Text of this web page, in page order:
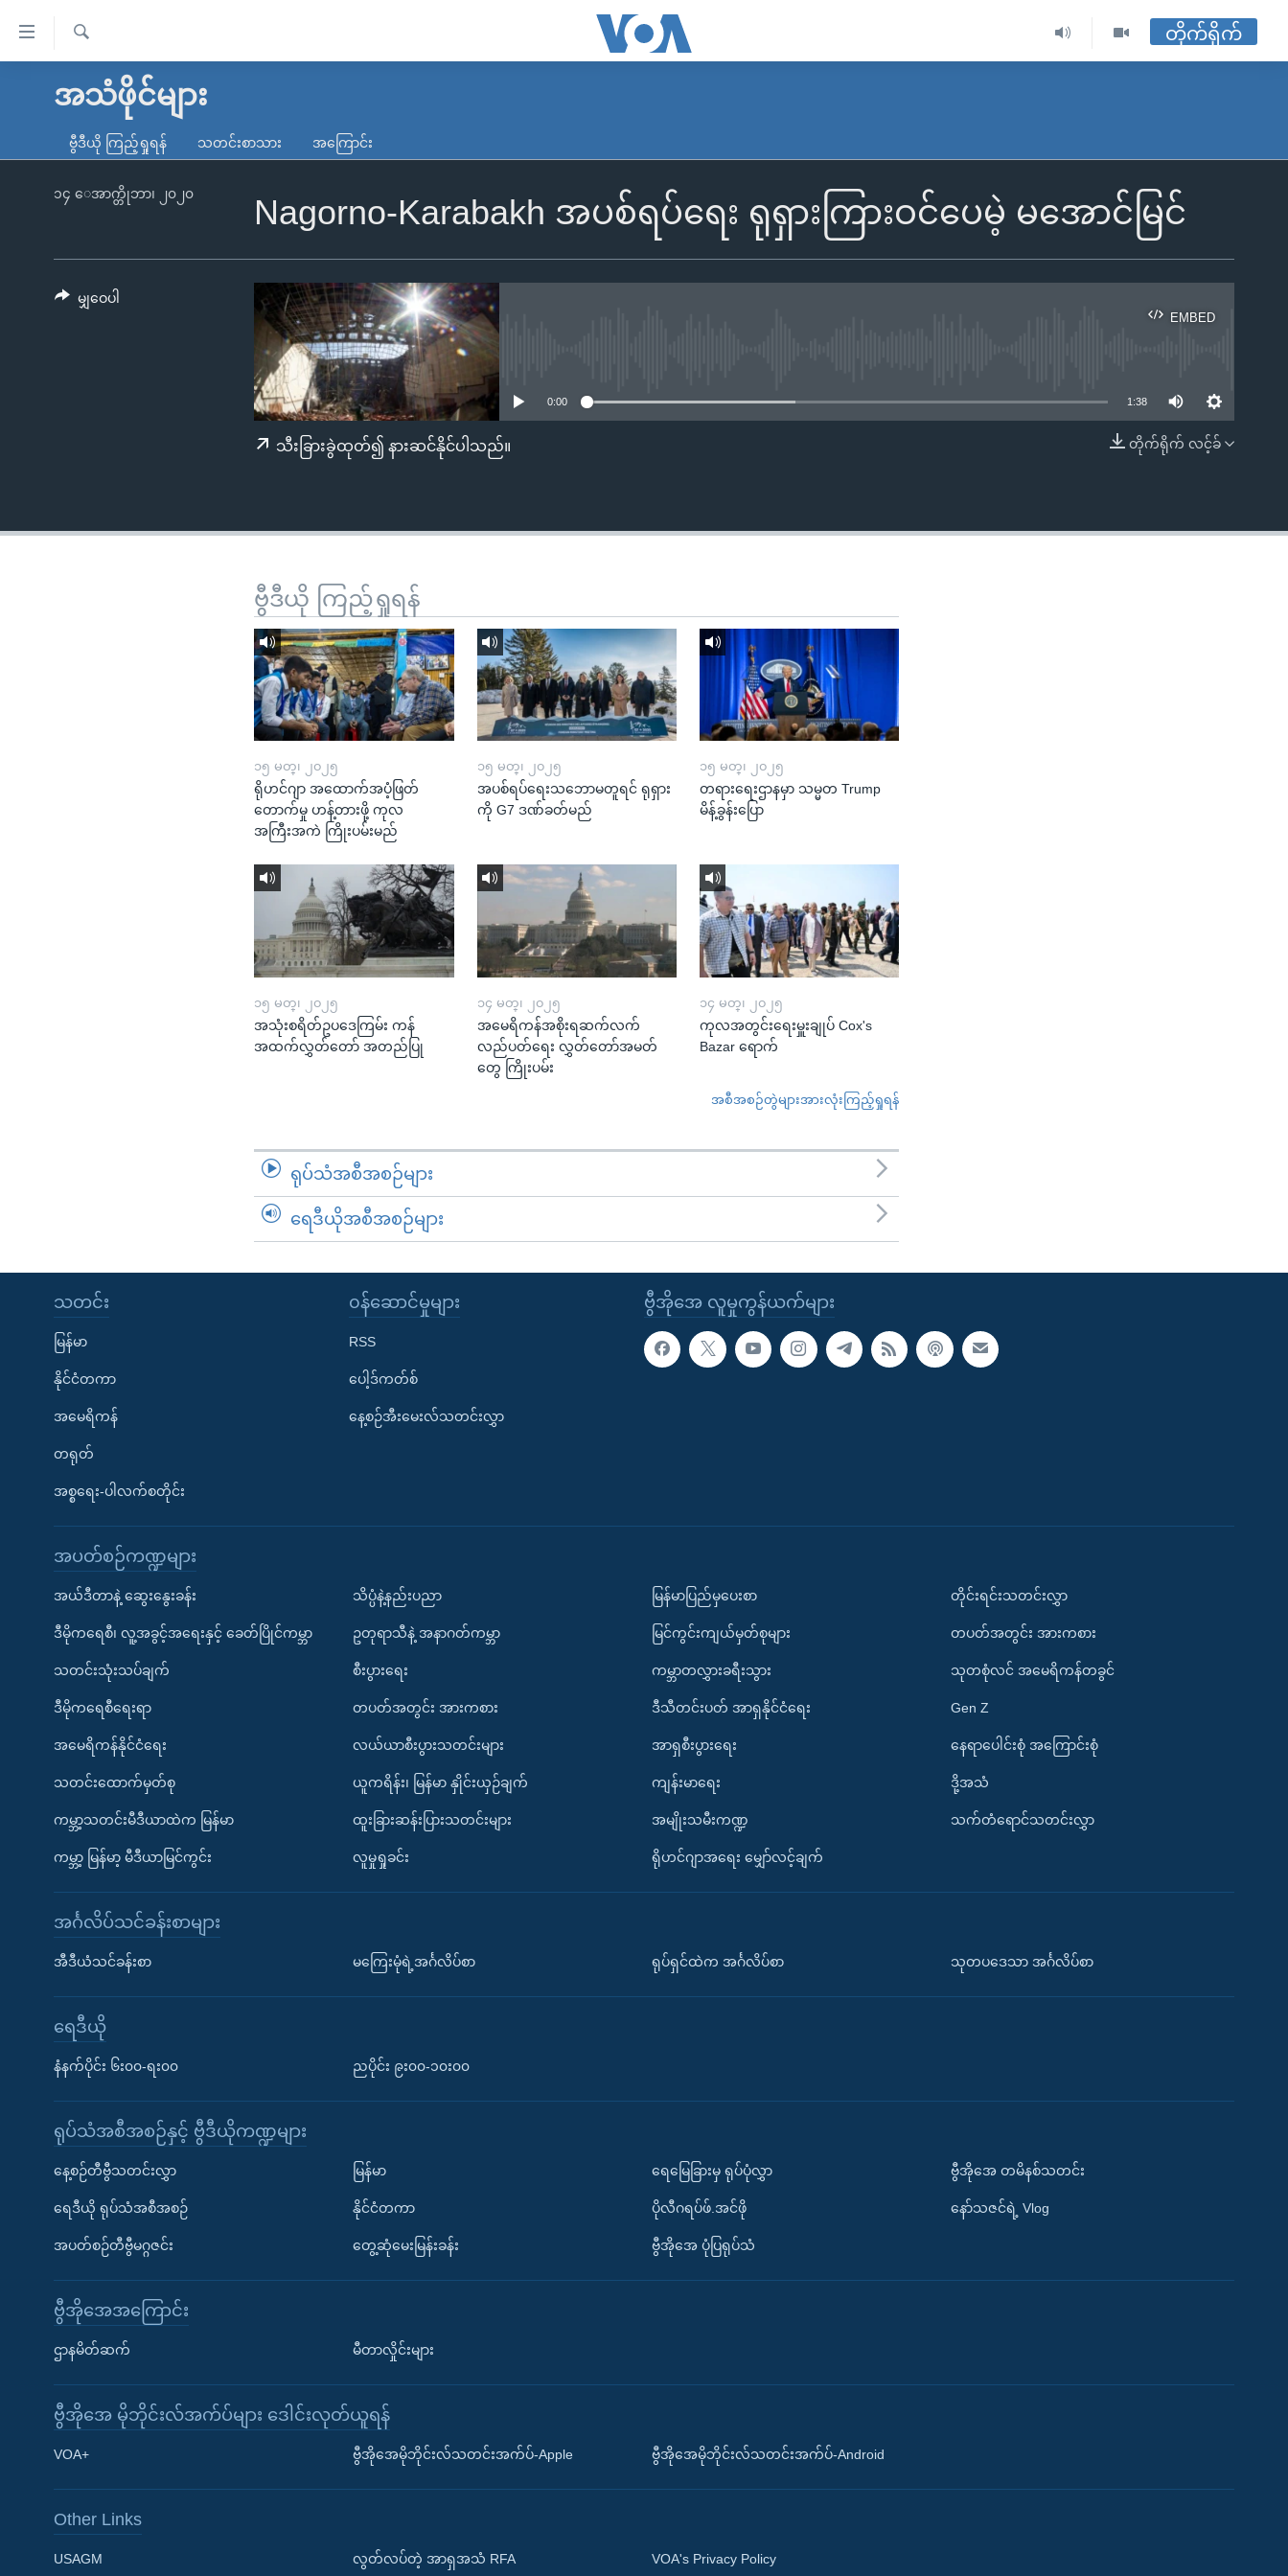
လွယ်ကူ
သည့်
ကျော်
မူလစာမျက်နှာ
ကမ္ဘာ့သတင်းများ
နိုင်ငံတကာ
တရုတ်
အစ္စရေး-ပါလက်စတိုင်း
ရပ်ဝန်းတခု လမ်းတခု အလွန်
အင်္ဂလိပ်စာလေ့လာမယ်
Learning English
ရ
တိုက်ရိုက်
အသံဖိုင်များ
ဗွီဒီယို ကြည့်ရှုရန် သတင်းစာသား အကြောင်း
Nagorno-Karabakh အပစ်ရပ်ရေး ရုရှားကြားဝင်ပေမဲ့ မအောင်မြင်
၁၄ ေအာက္တိုဘာ၊ ၂၀၂၀
EMBED
EMBED
0:00 1:38
တိုက်ရိုက် လင့်ခ်
သီးခြားခွဲထုတ်၍ နားဆင်နိုင်ပါသည်။
မျှဝေပါ
ဗွီဒီယို ကြည့်ရှုရန်
၁၅ မတ္၊ ၂၀၂၅
ရိုဟင်ဂျာ အထောက်အပံ့ဖြတ်
တောက်မှု ဟန့်တားဖို့ ကုလ
အကြီးအကဲ ကြိုးပမ်းမည်
၁၅ မတ္၊ ၂၀၂၅
အပစ်ရပ်ရေးသဘောမတူရင် ရုရှား
ကို G7 ဒဏ်ခတ်မည်
၁၅ မတ္၊ ၂၀၂၅
တရားရေးဌာနမှာ သမ္မတ Trump
မိန့်ခွန်းပြော
၁၅ မတ္၊ ၂၀၂၅
အသုံးစရိတ်ဥပဒေကြမ်း ကန်
အထက်လွှတ်တော် အတည်ပြု
၁၄ မတ္၊ ၂၀၂၅
အမေရိကန်အစိုးရဆက်လက်
လည်ပတ်ရေး လွှတ်တော်အမတ်
တွေ ကြိုးပမ်း
၁၄ မတ္၊ ၂၀၂၅
ကုလအတွင်းရေးမှူးချုပ် Cox's
Bazar ရောက်
အစီအစဉ်တွဲများအားလုံးကြည့်ရှုရန်
ရုပ်သံအစီအစဉ်များ
ရေဒီယိုအစီအစဉ်များ
ဗွီအိုအေ လူမှုကွန်ယက်များ
သတင်း
မြန်မာ
နိုင်ငံတကာ
အမေရိကန်
တရုတ်
အစ္စရေး-ပါလက်စတိုင်း
၀န်ဆောင်မှုများ
RSS
ပေါ့ဒ်ကတ်စ်
နေ့စဉ်အီးမေးလ်သတင်းလွှာ
အပတ်စဉ်ကဏ္ဍများ
အယ်ဒီတာနဲ့ ဆွေးနွေးခန်း
ဒီမိုကရေစီ၊ လူ့အခွင့်အရေးနှင့် ခေတ်ပြိုင်ကမ္ဘာ
သတင်းသုံးသပ်ချက်
ဒီမိုကရေစီရေးရာ
အမေရိကန်နိုင်ငံရေး
သတင်းထောက်မှတ်စု
ကမ္ဘာ့သတင်းမီဒီယာထဲက မြန်မာ
ကမ္ဘာ့ မြန်မာ့ မီဒီယာမြင်ကွင်း
သိပ္ပံနဲ့နည်းပညာ
ဥတုရာသီနဲ့ အနာဂတ်ကမ္ဘာ
စီးပွားရေး
တပတ်အတွင်း အားကစား
လယ်ယာစီးပွားသတင်းများ
ယူကရိန်း၊ မြန်မာ နှိုင်းယှဉ်ချက်
ထူးခြားဆန်းပြားသတင်းများ
လူမှုရှုခင်း
မြန်မာပြည်မှပေးစာ
မြင်ကွင်းကျယ်မှတ်စုများ
ကမ္ဘာတလွှားခရီးသွား
ဒီသီတင်းပတ် အာရှနိုင်ငံရေး
အာရှစီးပွားရေး
ကျန်းမာရေး
အမျိုးသမီးကဏ္ဍ
ရိုဟင်ဂျာအရေး မျှော်လင့်ချက်
တိုင်းရင်းသတင်းလွှာ
တပတ်အတွင်း အားကစား
သုတစုံလင် အမေရိကန်တခွင်
Gen Z
နေရာပေါင်းစုံ အကြောင်းစုံ
ဒို့အသံ
သက်တံရောင်သတင်းလွှာ
အင်္ဂလိပ်သင်ခန်းစာများ
အီဒီယံသင်ခန်းစာ မကြေးမုံရဲ့အင်္ဂလိပ်စာ ရုပ်ရှင်ထဲက အင်္ဂလိပ်စာ သုတပဒေသာ အင်္ဂလိပ်စာ
ရေဒီယို
နံနက်ပိုင်း ၆း၀၀-ရး၀၀ ညပိုင်း ၉း၀၀-၁၀း၀၀
ရုပ်သံအစီအစဉ်နှင့် ဗွီဒီယိုကဏ္ဍများ
နေ့စဉ်တီဗွီသတင်းလွှာ
ရေဒီယို ရုပ်သံအစီအစဉ်
အပတ်စဉ်တီဗွီမဂ္ဂဇင်း
မြန်မာ
နိုင်ငံတကာ
တွေ့ဆုံမေးမြန်းခန်း
ရေမြေခြားမှ ရုပ်ပုံလွှာ
ပိုလီဂရပ်ဖ်.အင်ဖို
ဗွီအိုအေ ပုံပြရုပ်သံ
ဗွီအိုအေ တမိနစ်သတင်း
နော်သဇင်ရဲ့ Vlog
ဗွီအိုအေအကြောင်း
ဌာနမိတ်ဆက် မီတာလှိုင်းများ
ဗွီအိုအေ မိုဘိုင်းလ်အက်ပ်များ ဒေါင်းလုတ်ယူရန်
VOA+ ဗွီအိုအေမိုဘိုင်းလ်သတင်းအက်ပ်-Apple ဗွီအိုအေမိုဘိုင်းလ်သတင်းအက်ပ်-Android
Other Links
USAGM လွတ်လပ်တဲ့ အာရှအသံ RFA VOA's Privacy Policy